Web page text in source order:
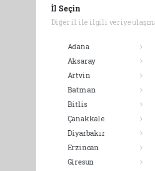
İl Seçin
Diğer il ile ilgili veriye
Adana
Aksaray
Artvin
Batman
Bitlis
Çanakkale
Diyarbakır
Erzincan
Giresun